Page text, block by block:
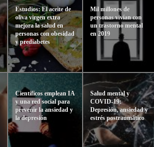
Estudios: El aceite de
oliva virgen extra
mejora la salud en
personas con obesidad
y prediabetes
Científicos emplean IA
y una red social para
prevenir la ansiedad y
la depresión
Mil millones de
personas vivían con
un trastorno mental
en 2019
Salud mental y
COVID-19:
Depresión, ansiedad y
estrés postraumático